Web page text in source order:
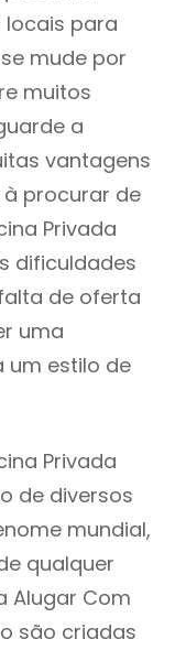
locais para
mude por
muitos
a
vantagens
à procurar de
Privada
dificuldades
de oferta
uma
um estilo de
Privada
de diversos
mundial,
qualquer
Alugar Com
são criadas